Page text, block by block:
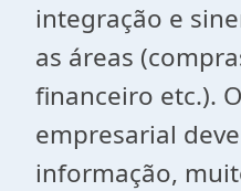
integração e
as áreas
financeiro etc.).
empresarial
informação,